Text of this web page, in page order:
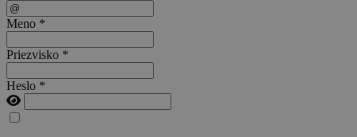
Meno *
Priezvisko *
Heslo *